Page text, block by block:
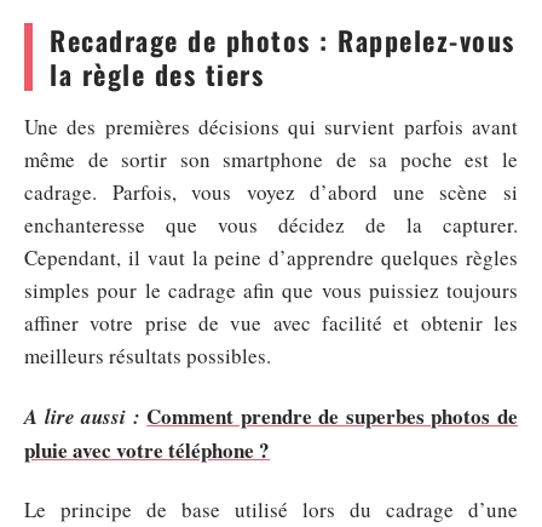
Recadrage de photos : Rappelez-vous
la règle des tiers
Une des premières décisions qui survient parfois avant
même de sortir son smartphone de sa poche est le
cadrage. Parfois, vous voyez d’abord une scène si
enchanteresse que vous décidez de la capturer.
Cependant, il vaut la peine d’apprendre quelques règles
simples pour le cadrage afin que vous puissiez toujours
affiner votre prise de vue avec facilité et obtenir les
meilleurs résultats possibles.
A lire aussi : Comment prendre de superbes photos de
pluie avec votre téléphone ?
Le principe de base utilisé lors du cadrage d’une